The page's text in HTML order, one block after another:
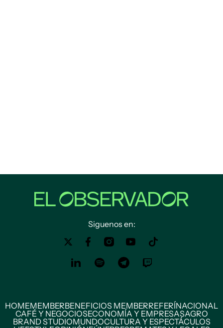
Siguenos en:
HOMEMEMBERBENEFICIOS MEMBERREFERÍNACIONAL
CAFÉ Y NEGOCIOSECONOMÍA Y EMPRESASAGRO
BRAND STUDIOMUNDOCULTURA Y ESPECTÁCULOS